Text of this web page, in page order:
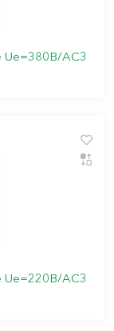
Ue=380В/АС3
Ue=220В/АС3